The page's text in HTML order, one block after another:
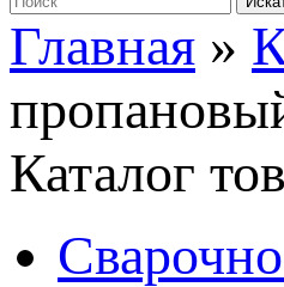
Главная »
Каталог